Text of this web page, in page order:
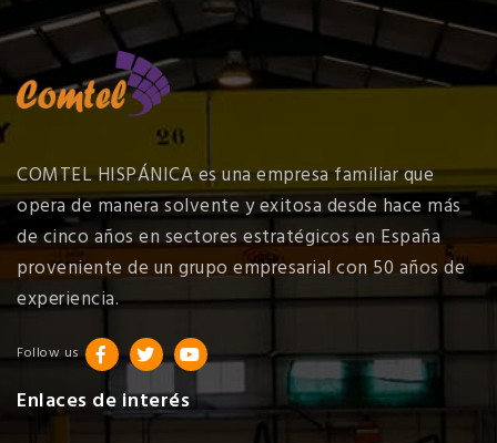
COMTEL HISPÁNICA es una empresa familiar que
opera de manera solvente y exitosa desde hace más
de cinco años en sectores estratégicos en España
proveniente de un grupo empresarial con 50 años de
experiencia.
Follow us
Enlaces de interés